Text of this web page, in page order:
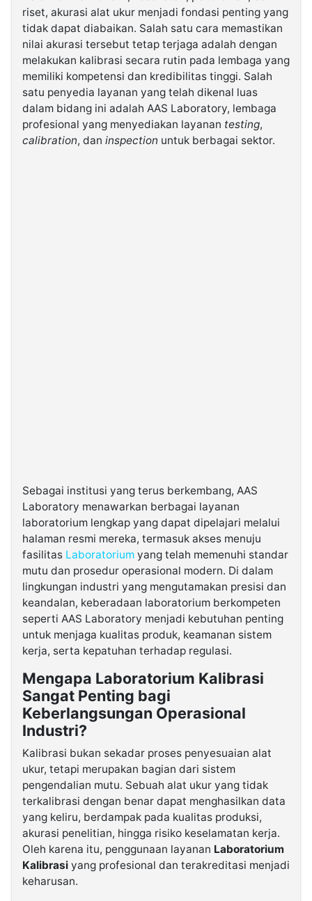
Kabarbaru.co
2026
Kabarbaru
Holding
riset, akurasi alat ukur menjadi fondasi penting yang
tidak dapat diabaikan. Salah satu cara memastikan
nilai akurasi tersebut tetap terjaga adalah dengan
melakukan kalibrasi secara rutin pada lembaga yang
memiliki kompetensi dan kredibilitas tinggi. Salah
satu penyedia layanan yang telah dikenal luas
dalam bidang ini adalah AAS Laboratory, lembaga
profesional yang menyediakan layanan testing,
calibration, dan inspection untuk berbagai sektor.
Sebagai institusi yang terus berkembang, AAS
Laboratory menawarkan berbagai layanan
laboratorium lengkap yang dapat dipelajari melalui
halaman resmi mereka, termasuk akses menuju
fasilitas Laboratorium yang telah memenuhi standar
mutu dan prosedur operasional modern. Di dalam
lingkungan industri yang mengutamakan presisi dan
keandalan, keberadaan laboratorium berkompeten
seperti AAS Laboratory menjadi kebutuhan penting
untuk menjaga kualitas produk, keamanan sistem
kerja, serta kepatuhan terhadap regulasi.
Mengapa Laboratorium Kalibrasi
Sangat Penting bagi
Keberlangsungan Operasional
Industri?
Kalibrasi bukan sekadar proses penyesuaian alat
ukur, tetapi merupakan bagian dari sistem
pengendalian mutu. Sebuah alat ukur yang tidak
terkalibrasi dengan benar dapat menghasilkan data
yang keliru, berdampak pada kualitas produksi,
akurasi penelitian, hingga risiko keselamatan kerja.
Oleh karena itu, penggunaan layanan Laboratorium
Kalibrasi yang profesional dan terakreditasi menjadi
keharusan.